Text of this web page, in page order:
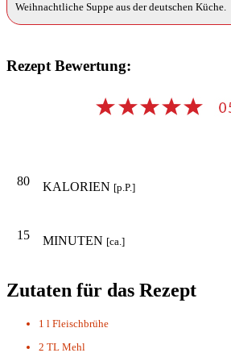
Weihnachtliche Suppe aus der deutschen Küche.
Rezept Bewertung:
80 KALORIEN [p.P.]
15 MINUTEN [ca.]
Zutaten für das Rezept
1 l Fleischbrühe
2 TL Mehl